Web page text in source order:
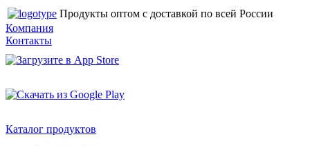
Продукты оптом с доставкой по всей России
Компания
Контакты
Каталог продуктов